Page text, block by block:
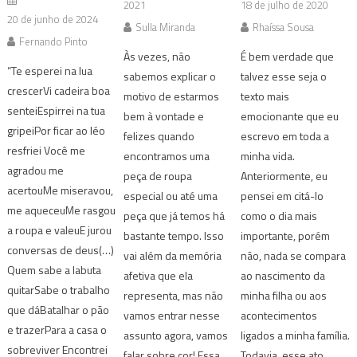
20 de junho de 2024
Fernando Pinto
“Te esperei na lua
crescerVi cadeira boa
senteiEspirrei na tua
gripeiPor ficar ao léo
resfriei Você me
agradou me
acertouMe miseravou,
me aqueceuMe rasgou
a roupa e valeuE jurou
conversas de deus(…)
Quem sabe a labuta
quitarSabe o trabalho
que dáBatalhar o pão
e trazerPara a casa o
sobreviver Encontrei
2021
Sulla Miranda
Às vezes, não
sabemos explicar o
motivo de estarmos
bem à vontade e
felizes quando
encontramos uma
peça de roupa
especial ou até uma
peça que já temos há
bastante tempo. Isso
vai além da memória
afetiva que ela
representa, mas não
vamos entrar nesse
assunto agora, vamos
18 de julho de 2020
Rhaíssa Sousa
É bem verdade que
talvez esse seja o
texto mais
emocionante que eu
escrevo em toda a
minha vida.
Anteriormente, eu
pensei em citá-lo
como o dia mais
importante, porém
não, nada se compara
ao nascimento da
minha filha ou aos
acontecimentos
ligados a minha família.